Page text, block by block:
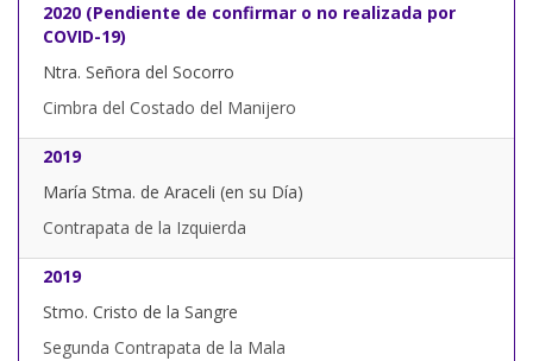
2020 (Pendiente de confirmar o no realizada por
COVID-19)
Ntra. Señora del Socorro
Cimbra del Costado del Manijero
2019
María Stma. de Araceli (en su Día)
Contrapata de la Izquierda
2019
Stmo. Cristo de la Sangre
Segunda Contrapata de la Mala